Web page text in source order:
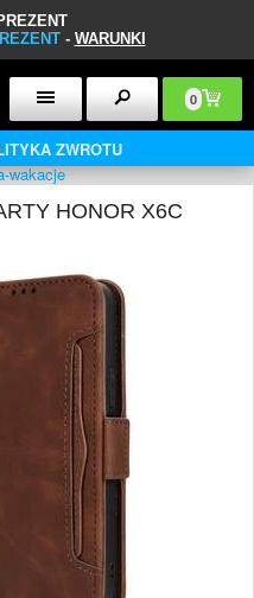
- WARUNKI
0
ZWROTU
HONOR X6C